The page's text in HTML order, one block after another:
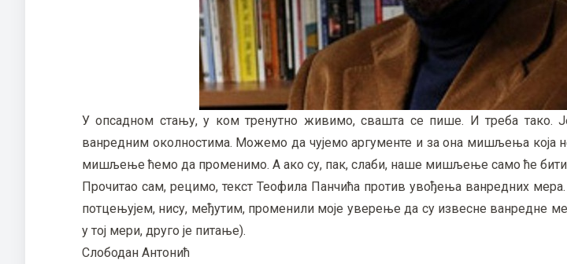
У опсадном стању, у ком тренутно живимо, свашта се пише. И треба тако.
ванредним околностима. Можемо да чујемо аргументе и за она мишљења која
мишљење ћемо да променимо. А ако су, пак, слаби, наше мишљење само ће
Прочитао сам, рецимо, текст Теофила Панчића против увођења ванредних
потцењујем, нису, међутим, променили моје уверење да су извесне ванредне
у тој мери, друго је питање).
Слободан Антонић